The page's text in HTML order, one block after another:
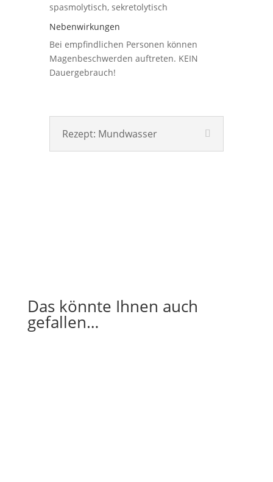
spasmolytisch, sekretolytisch
Nebenwirkungen
Bei empfindlichen Personen können
Magenbeschwerden auftreten. KEIN
Dauergebrauch!
Rezept: Mundwasser
Das könnte Ihnen auch
gefallen…